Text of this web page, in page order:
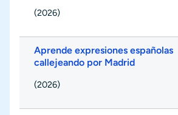
(2026)
Aprende expresiones españolas
callejeando por Madrid
(2026)